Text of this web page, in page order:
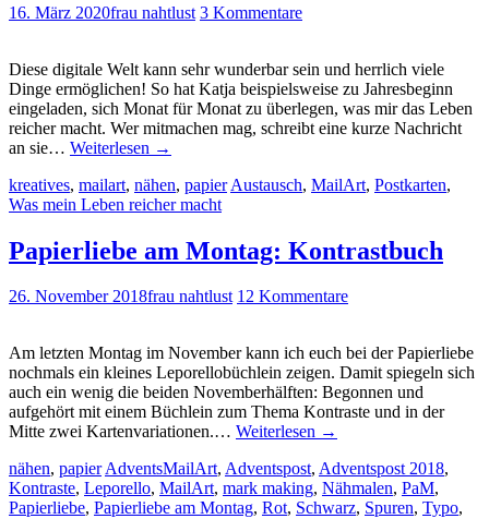
16. März 2020frau nahtlust 3 Kommentare
Diese digitale Welt kann sehr wunderbar sein und herrlich viele
Dinge ermöglichen! So hat Katja beispielsweise zu Jahresbeginn
eingeladen, sich Monat für Monat zu überlegen, was mir das Leben
reicher macht. Wer mitmachen mag, schreibt eine kurze Nachricht
an sie… Weiterlesen →
kreatives, mailart, nähen, papier Austausch, MailArt, Postkarten,
Was mein Leben reicher macht
Papierliebe am Montag: Kontrastbuch
26. November 2018frau nahtlust 12 Kommentare
Am letzten Montag im November kann ich euch bei der Papierliebe
nochmals ein kleines Leporellobüchlein zeigen. Damit spiegeln sich
auch ein wenig die beiden Novemberhälften: Begonnen und
aufgehört mit einem Büchlein zum Thema Kontraste und in der
Mitte zwei Kartenvariationen.… Weiterlesen →
nähen, papierAdventsMailArt, Adventspost, Adventspost 2018,
Kontraste, Leporello, MailArt, mark making, Nähmalen, PaM,
Papierliebe, Papierliebe am Montag, Rot, Schwarz, Spuren, Typo,